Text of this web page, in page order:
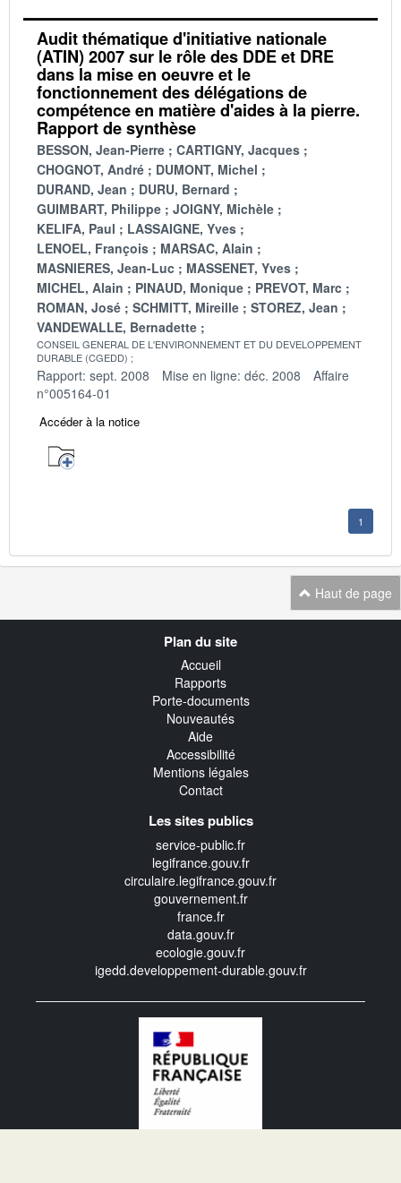
Audit thématique d'initiative nationale
(ATIN) 2007 sur le rôle des DDE et DRE
dans la mise en oeuvre et le
fonctionnement des délégations de
compétence en matière d'aides à la pierre.
Rapport de synthèse
BESSON, Jean-Pierre
CARTIGNY, Jacques
CHOGNOT, André
DUMONT, Michel
DURAND, Jean
DURU, Bernard
GUIMBART, Philippe
JOIGNY, Michèle
KELIFA, Paul
LASSAIGNE, Yves
LENOEL, François
MARSAC, Alain
MASNIERES, Jean-Luc
MASSENET, Yves
MICHEL, Alain
PINAUD, Monique
PREVOT, Marc
ROMAN, José
SCHMITT, Mireille
STOREZ, Jean
VANDEWALLE, Bernadette
CONSEIL GENERAL DE L'ENVIRONNEMENT ET DU DEVELOPPEMENT
DURABLE (CGEDD)
Rapport: sept. 2008 Mise en ligne: déc. 2008
Affaire
n°005164-01
Accéder à la notice
1
Haut de page
Plan du site
Accueil
Rapports
Porte-documents
Nouveautés
Aide
Accessibilité
Mentions légales
Contact
Les sites publics
service-public.fr
legifrance.gouv.fr
circulaire.legifrance.gouv.fr
gouvernement.fr
france.fr
data.gouv.fr
ecologie.gouv.fr
igedd.developpement-durable.gouv.fr